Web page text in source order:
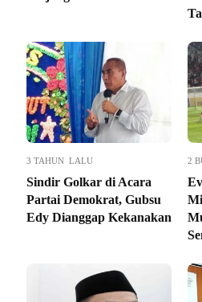
3 TAHUN LALU
Sindir Golkar di Acara
Partai Demokrat, Gubsu
Edy Dianggap Kekanakan
2